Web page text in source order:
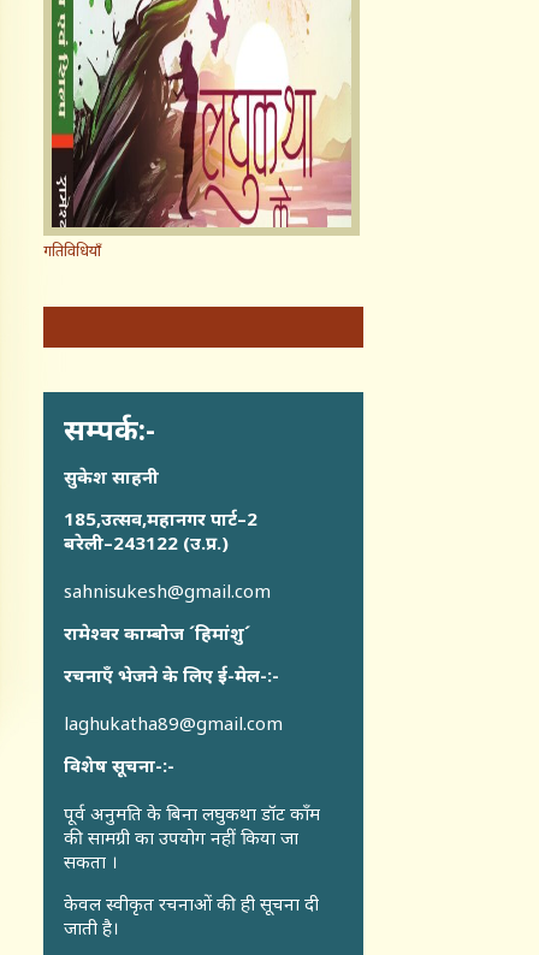
गतिविधियाँ
सम्पर्क:-
सुकेश साहनी
185,उत्सव,महानगर पार्ट–2
बरेली–243122 (उ.प्र.)
sahnisukesh@gmail.com
रामेश्वर काम्बोज ´हिमांशु´
रचनाएँ भेजने के लिए ई-मेल-:-
laghukatha89@gmail.com
विशेष सूचना-:-
पूर्व अनुमति के बिना लघुकथा डॉट कॉंम
की सामग्री का उपयोग नहीं किया जा
सकता ।
केवल स्वीकृत रचनाओं की ही सूचना दी
जाती है।